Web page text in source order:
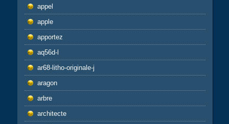
appel
apple
apportez
aq56d-l
ar68-litho-originale-j
aragon
arbre
architecte